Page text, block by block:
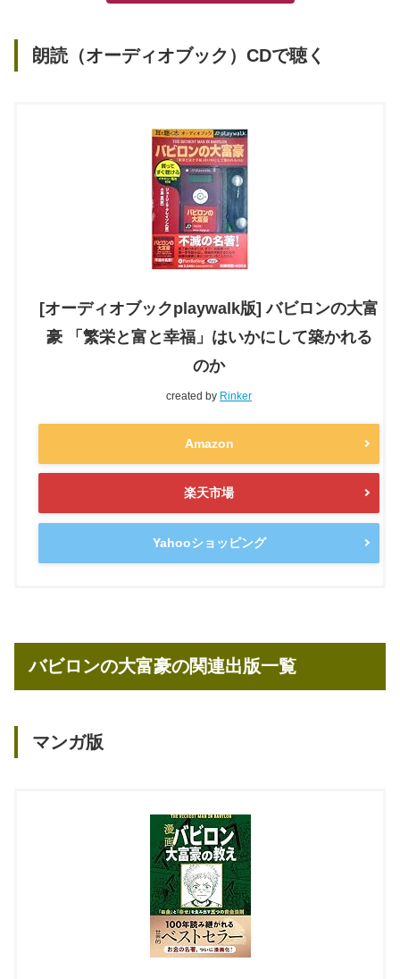
朗読（オーディオブック）CDで聴く
[オーディオブックplaywalk版] バビロンの大富
豪 「繁栄と富と幸福」はいかにして築かれる
のか
created by Rinker
Amazon
楽天市場
Yahooショッピング
バビロンの大富豪の関連出版一覧
マンガ版